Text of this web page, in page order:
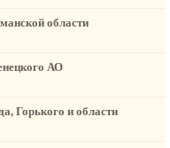
области
АО
Горького и области